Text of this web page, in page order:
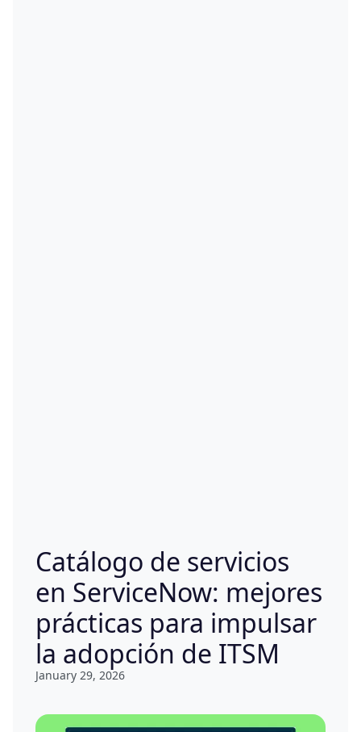
Catálogo de servicios
en ServiceNow: mejores
prácticas para impulsar
la adopción de ITSM
January 29, 2026